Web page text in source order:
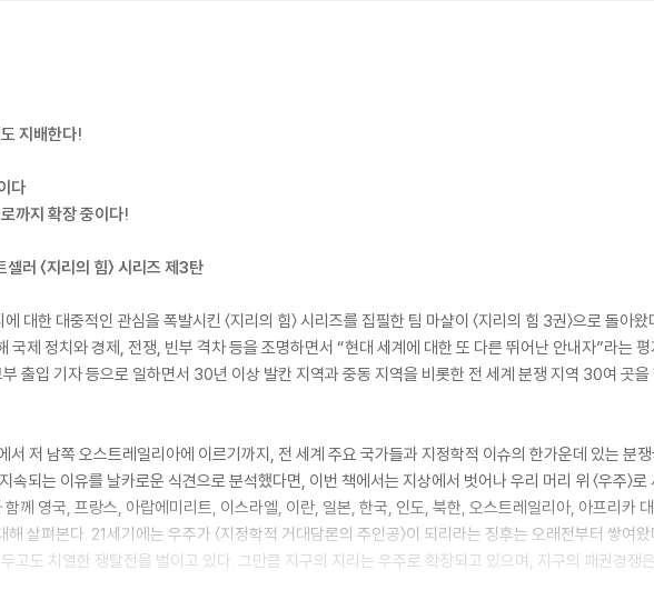
지배한다!
다
까지 확장 중이다!
러 〈지리의 힘〉 시리즈 제3탄
대한 대중적인 관심을 폭발시킨 〈지리의 힘〉 시리즈를 집필한 팀 마샬이 〈지리의 힘 3권〉으로 돌아
국제 정치와 경제, 전쟁, 빈부 격차 등을 조명하면서 “현대 세계에 대한 또 다른 뛰어난 안내자”라는
부 출입 기자 등으로 일하면서 30년 이상 발칸 지역과 중동 지역을 비롯한 전 세계 분쟁 지역 30여 곳
에서 저 남쪽 오스트레일리아에 이르기까지, 전 세계 주요 국가들과 지정학적 이슈의 한가운데 있는 분
되는 이유를 날카로운 식견으로 분석했다면, 이번 책에서는 지상에서 벗어나 우리 머리 위 〈우주〉
함께 영국, 프랑스, 아랍에미리트, 이스라엘, 이란, 일본, 한국, 인도, 북한, 오스트레일리아, 아프리카
살펴본다. 21세기에는 우주가 〈지정학적 거대담론의 주인공〉이 되리라는 징후는 오래전부터 쌓여왔
두고도 치열한 쟁탈전을 벌이고 있다. 그만큼 지구의 지리는 우주로 확장되고 있으며, 지구의 패권경쟁